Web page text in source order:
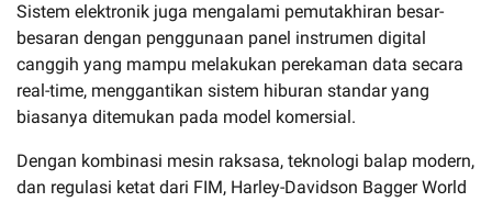
Sistem elektronik juga mengalami pemutakhiran besar-
besaran dengan penggunaan panel instrumen digital
canggih yang mampu melakukan perekaman data secara
real-time, menggantikan sistem hiburan standar yang
biasanya ditemukan pada model komersial.
Dengan kombinasi mesin raksasa, teknologi balap modern,
dan regulasi ketat dari FIM, Harley-Davidson Bagger World